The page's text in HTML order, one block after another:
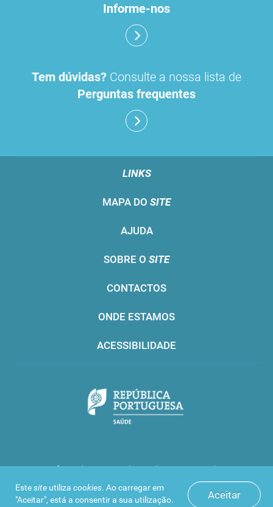
Aceitar
Estesite utiliza cookies. Ao carregar em
"Aceitar", está a consentir a sua utilização.
Informe-nos
Tem dúvidas? Consulte a nossa lista de
Perguntas frequentes
LINKS
MAPA DO SITE
AJUDA
SOBRE O SITE
CONTACTOS
ONDE ESTAMOS
ACESSIBILIDADE
Infarmed © 2016. Todos os direitos reservados